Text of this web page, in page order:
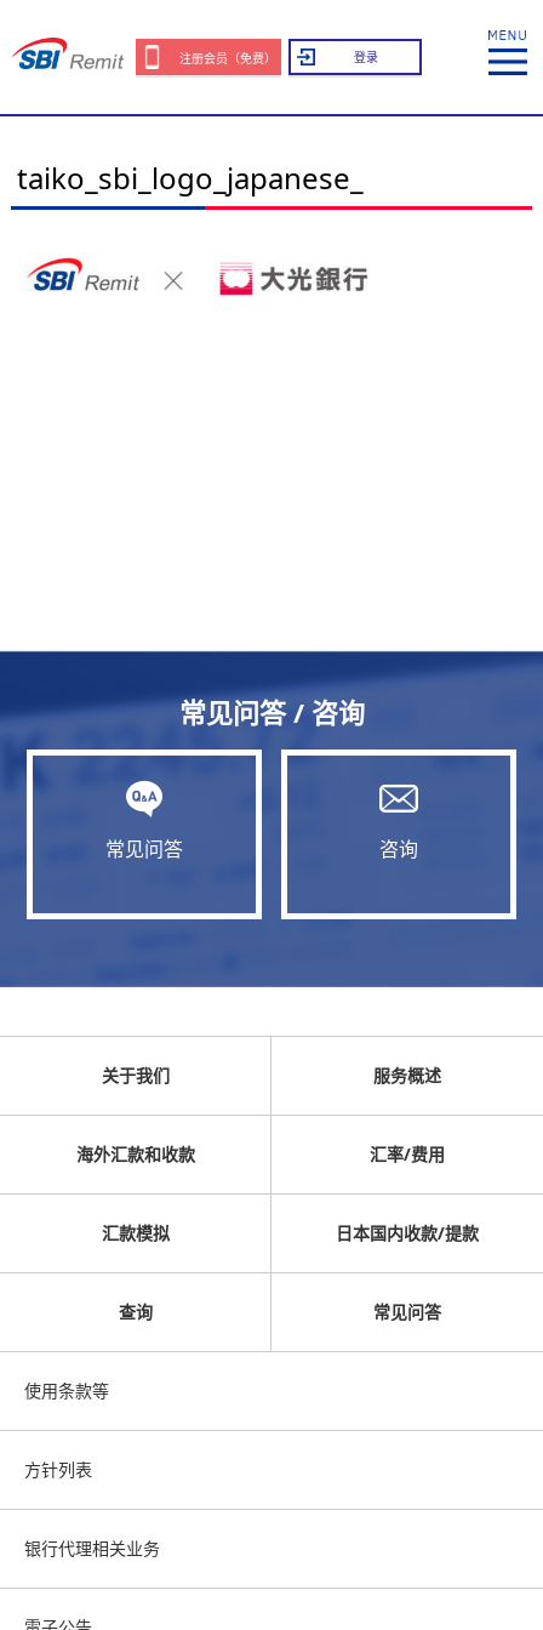
注册会员（免费） 登录
taiko_sbi_logo_japanese_
常见问答 / 咨询
常见问答 咨询
关于我们 服务概述
海外汇款和收款 汇率/费用
汇款模拟 日本国内收款/提款
查询 常见问答
使用条款等
方针列表
银行代理相关业务